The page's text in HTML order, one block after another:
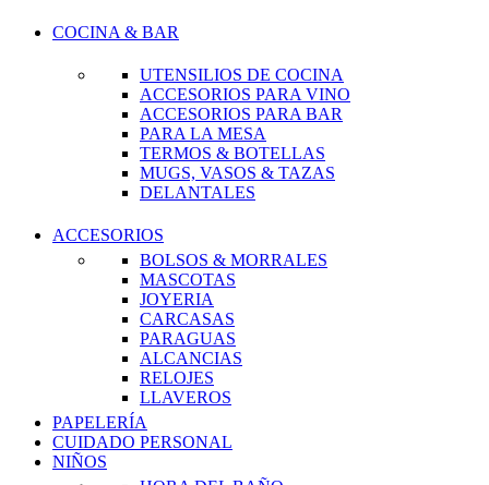
COCINA & BAR
UTENSILIOS DE COCINA
ACCESORIOS PARA VINO
ACCESORIOS PARA BAR
PARA LA MESA
TERMOS & BOTELLAS
MUGS, VASOS & TAZAS
DELANTALES
ACCESORIOS
BOLSOS & MORRALES
MASCOTAS
JOYERIA
CARCASAS
PARAGUAS
ALCANCIAS
RELOJES
LLAVEROS
PAPELERÍA
CUIDADO PERSONAL
NIÑOS